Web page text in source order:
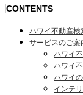
CONTENTS
ハワイ不動産検
サービスのご案
ハワイ
ハワイ
ハワイ
インテ